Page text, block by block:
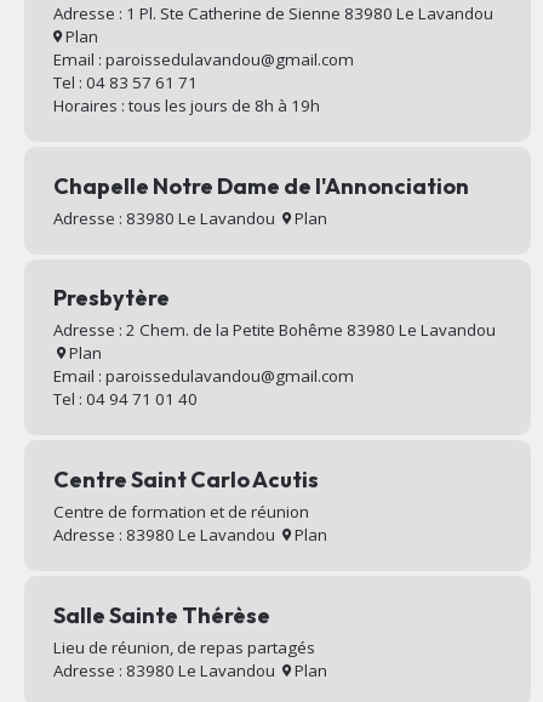
Adresse : 1 Pl. Ste Catherine de Sienne 83980 Le Lavandou
Plan
Email : paroissedulavandou@gmail.com
Tel : 04 83 57 61 71
Horaires : tous les jours de 8h à 19h
Chapelle Notre Dame de l'Annonciation
Adresse : 83980 Le Lavandou Plan
Presbytère
Adresse : 2 Chem. de la Petite Bohême 83980 Le Lavandou
Plan
Email : paroissedulavandou@gmail.com
Tel : 04 94 71 01 40
Centre Saint Carlo Acutis
Centre de formation et de réunion
Adresse : 83980 Le Lavandou
Plan
Salle Sainte Thérèse
Lieu de réunion, de repas partagés
Adresse : 83980 Le Lavandou
Plan